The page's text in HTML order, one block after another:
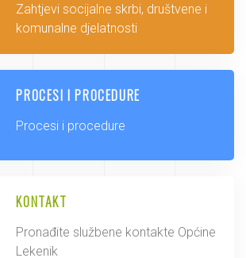
Zahtjevi socijalne skrbi, društvene i
komunalne djelatnosti
PROCESI I PROCEDURE
Procesi i procedure
KONTAKT
Pronađite službene kontakte Općine
Lekenik